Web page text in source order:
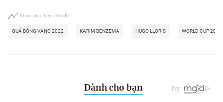
Khám phá thêm chủ đề
QUẢ BÓNG VÀNG 2022 KARIM BENZEMA HUGO LLORIS WORLD CUP 2022